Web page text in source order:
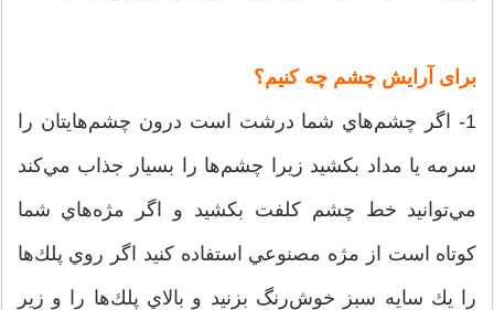
برای آرایش چشم چه کنیم؟
1- اگر چشم‌هاي شما درشت است درون چشم‌هايتان را
سرمه يا مداد بكشيد زيرا چشم‌ها را بسيار جذاب مي‌كند
مي‌توانيد خط چشم كلفت بكشيد و اگر مژه‌هاي شما
كوتاه است از مژه مصنوعي استفاده كنيد اگر روي پلك‌ها
را يك سايه سبز خوش‌رنگ بزنيد و بالاي پلك‌ها را و زير